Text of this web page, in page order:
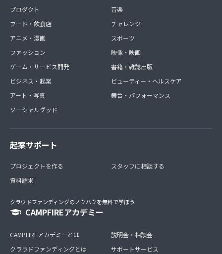
プロダクト
フード・飲食店
アニメ・漫画
ファッション
ゲーム・サービス開発
ビジネス・起業
アート・写真
ソーシャルグッド
音楽
チャレンジ
スポーツ
映像・映画
書籍・雑誌出版
ビューティー・ヘルスケア
舞台・パフォーマンス
起案サポート
プロジェクトを作る
資料請求
スタッフに相談する
クラウドファンディングのノウハウを無料で学ぼう
CAMPFIREアカデミー
CAMPFIREアカデミーとは
クラウドファンディングとは
説明会・相談会
サポートサービス